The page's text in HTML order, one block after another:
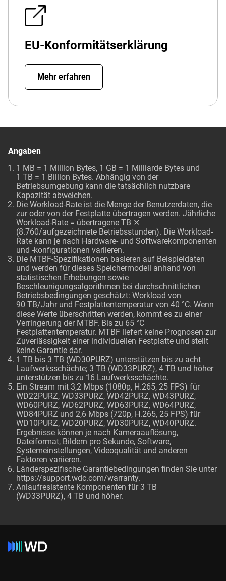
EU-Konformitätserklärung
Mehr erfahren
Angaben
1 MB = 1 Million Bytes, 1 GB = 1 Milliarde Bytes und
1 TB = 1 Billion Bytes. Abhängig von der
Betriebsumgebung kann die tatsächlich nutzbare
Kapazität abweichen.
Die Workload-Rate ist die Menge der Benutzerdaten, die
zur oder von der Festplatte übertragen werden. Jährliche
Workload-Rate = übertragene TB ✕
(8.760/aufgezeichnete Betriebsstunden). Die Workload-
Rate kann je nach Hardware- und Softwarekomponenten
und -konfigurationen variieren.
Die MTBF-Spezifikationen basieren auf Beispieldaten
und werden für dieses Speichermodell anhand von
statistischen Erhebungen sowie
Beschleunigungsalgorithmen bei durchschnittlichen
Betriebsbedingungen geschätzt: Workload von
90 TB/Jahr und Festplattentemperatur von 40 °C. Wenn
diese Werte überschritten werden, kommt es zu einer
Verringerung der MTBF. Bis zu 65 °C
Festplattentemperatur. MTBF liefert keine Prognosen zur
Zuverlässigkeit einer individuellen Festplatte und stellt
keine Garantie dar.
1 TB bis 3 TB (WD30PURZ) unterstützen bis zu acht
Laufwerksschächte; 3 TB (WD33PURZ), 4 TB und höher
unterstützen bis zu 16 Laufwerksschächte.
Ein Stream mit 3,2 Mbps (1080p, H.265, 25 FPS) für
WD22PURZ, WD33PURZ, WD42PURZ, WD43PURZ,
WD60PURZ, WD62PURZ, WD63PURZ, WD64PURZ,
WD84PURZ und 2,6 Mbps (720p, H.265, 25 FPS) für
WD10PURZ, WD20PURZ, WD30PURZ, WD40PURZ.
Ergebnisse können je nach Kameraauflösung,
Dateiformat, Bildern pro Sekunde, Software,
Systemeinstellungen, Videoqualität und anderen
Faktoren variieren.
Länderspezifische Garantiebedingungen finden Sie unter
https://support.wdc.com/warranty.
Anlaufresistente Komponenten für 3 TB
(WD33PURZ), 4 TB und höher.